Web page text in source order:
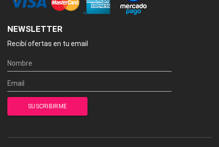
NEWSLETTER
Recibí ofertas en tu email